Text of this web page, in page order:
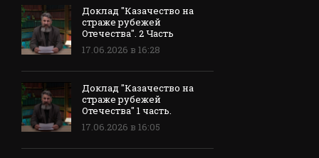
Доклад "Казачество на
страже рубежей
Отечества". 2 Часть
17.06.2026 в 16:28
Доклад "Казачество на
страже рубежей
Отечества" 1 часть.
17.06.2026 в 16:05